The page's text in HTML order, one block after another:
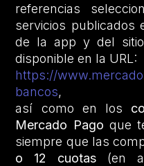
referencias
servicios publicados
de la app y del
disponible en la URL:
https://
bancos,
así como en los
Mercado Pago que
siempre que las
o 12 cuotas (en